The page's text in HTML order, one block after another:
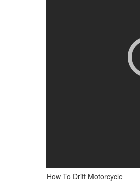
How To Drift Motorcycle